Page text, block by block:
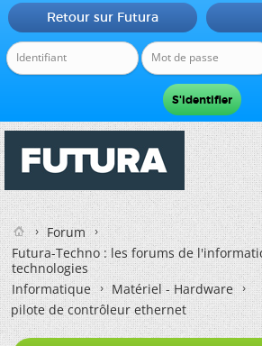
Retour sur Futura
Forum
Futura-Techno : les forums de
technologies
Informatique
Matériel - Hardware
pilote de contrôleur ethernet